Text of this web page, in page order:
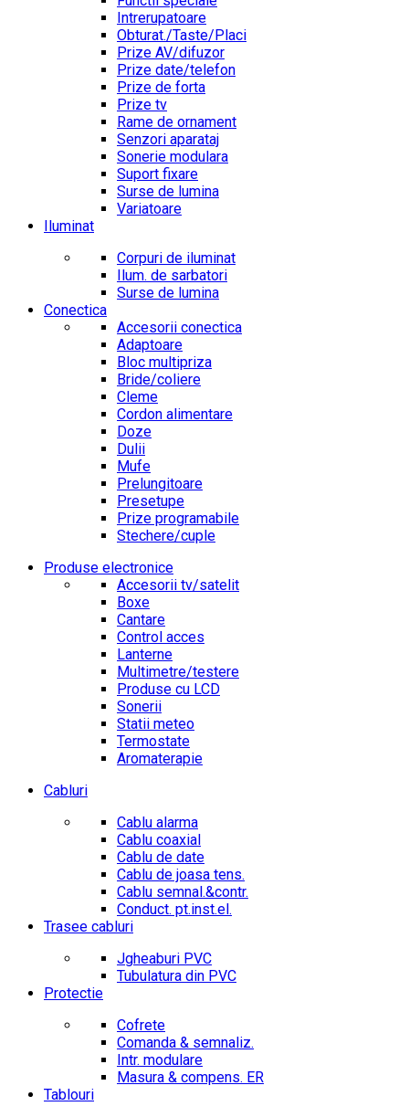
Intrerupatoare
Obturat./Taste/Placi
Prize AV/difuzor
Prize date/telefon
Prize de forta
Prize tv
Rame de ornament
Senzori aparataj
Sonerie modulara
Suport fixare
Surse de lumina
Variatoare
Iluminat
Corpuri de iluminat
Ilum. de sarbatori
Surse de lumina
Conectica
Accesorii conectica
Adaptoare
Bloc multipriza
Bride/coliere
Cleme
Cordon alimentare
Doze
Dulii
Mufe
Prelungitoare
Presetupe
Prize programabile
Stechere/cuple
Produse electronice
Accesorii tv/satelit
Boxe
Cantare
Control acces
Lanterne
Multimetre/testere
Produse cu LCD
Sonerii
Statii meteo
Termostate
Aromaterapie
Cabluri
Cablu alarma
Cablu coaxial
Cablu de date
Cablu de joasa tens.
Cablu semnal.&contr.
Conduct. pt.inst.el.
Trasee cabluri
Jgheaburi PVC
Tubulatura din PVC
Protectie
Cofrete
Comanda & semnaliz.
Intr. modulare
Masura & compens. ER
Tablouri